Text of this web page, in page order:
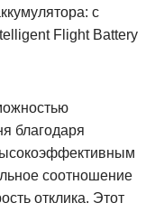
с
Flight Battery
благодаря
соотношение
отклика. Этот